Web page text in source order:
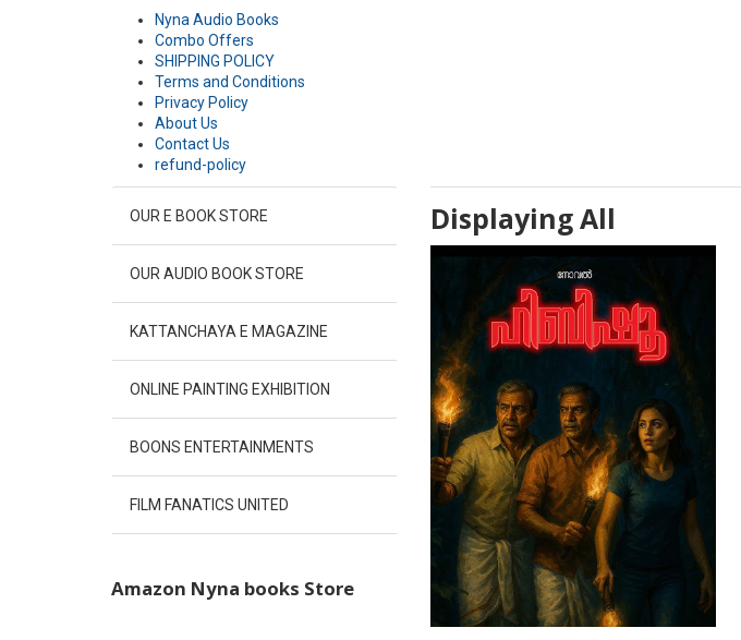
Nyna Audio Books
Combo Offers
SHIPPING POLICY
Terms and Conditions
Privacy Policy
About Us
Contact Us
refund-policy
OUR E BOOK STORE
OUR AUDIO BOOK STORE
KATTANCHAYA E MAGAZINE
ONLINE PAINTING EXHIBITION
BOONS ENTERTAINMENTS
FILM FANATICS UNITED
Displaying All
Amazon Nyna books Store